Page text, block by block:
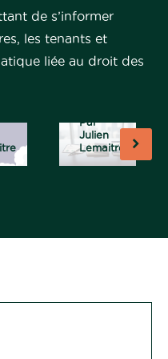
de s’informer
les tenants et
liée au droit des
ves
ou
appo
Par
Julien
Lemaitre